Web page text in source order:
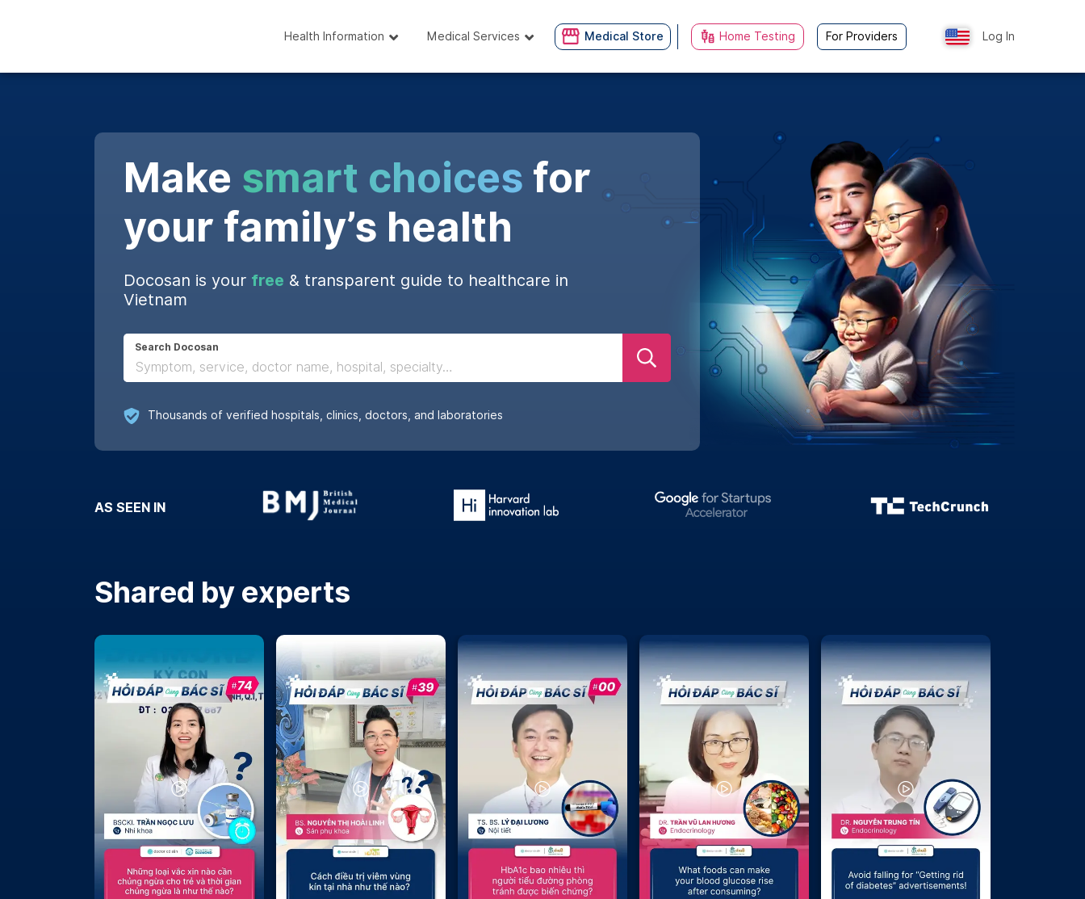
Health Information Medical Services Medical Store Home Testing For Providers Log In
Make smart choices for
your family’s health
Docosan is your free & transparent guide to healthcare in
Vietnam
Search Docosan
Real reviews
AS SEEN IN
Shared by experts